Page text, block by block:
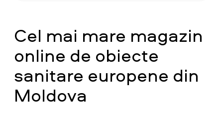
Cel mai mare magazin
online de obiecte
sanitare europene din
Moldova